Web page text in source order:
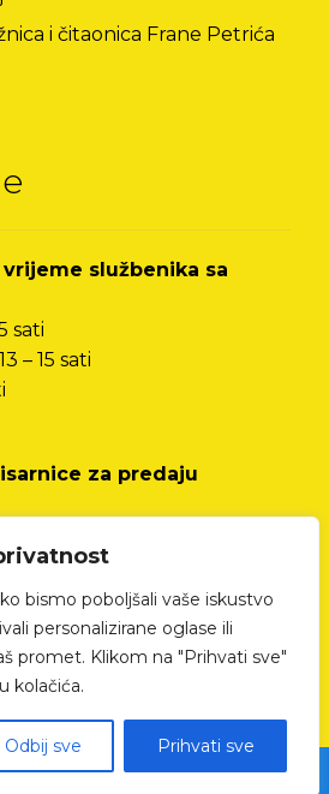
bismo poboljšali vaše iskustvo
personalizirane oglase ili
promet. Klikom na "Prihvati sve"
kolačića.
Odbij sve Prihvati sve
i čitaonica Frane Petrića
službenika sa
sati
– 15 sati
za predaju
| Izrada web stranica - kTdizajn